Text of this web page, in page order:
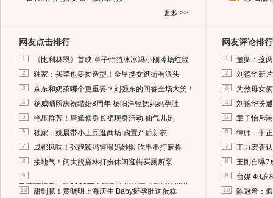
更多 >>
网友点击排行
1 《比利林恩》首映 章子怡范冰冰冯小刚捧场红毯
2 独家：买菜也要拗造型！金星携女逛街有派头
3 京东和奶茶哪个更重要？刘强东的回答全场大笑！
4 杨威晒照庆祝结婚8周年 杨阳洋轻抚妈妈孕肚
5 艳压群芳！唐嫣修身长裙现身活动 仙气儿足
6 独家：姚晨带小土豆逛商场 购置产后新衣
7 成都风味！张靓颖冯轲曝婚纱照 吃串串打麻将
8 接地气！阔太熊黛林打扮休闲逛街买厕所泵
9
马蓉离婚后，砸1000万人民币给媒体要求删掉这照片
10 甜到腻！黄晓明上海庆生 Baby挺孕肚送蛋糕
网友评论排行
1 董卿：这
2 刘德华新
3 为救母女
4 刘德华扮
5 章子怡斥
6 律师：于
7 王力宏否
8 王刚自曝7
9 台媒:40岁
10 陈冠希：